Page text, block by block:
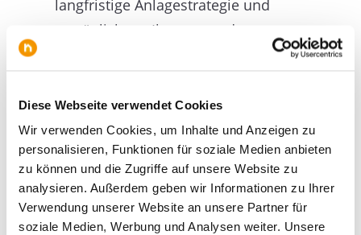
Diese Webseite verwendet Cookies
Wir verwenden Cookies, um Inhalte und Anzeigen zu
personalisieren, Funktionen für soziale Medien anbieten
zu können und die Zugriffe auf unsere Website zu
analysieren. Außerdem geben wir Informationen zu Ihrer
Verwendung unserer Website an unsere Partner für
soziale Medien, Werbung und Analysen weiter. Unsere
langfristige Anlagestrategie und
ermöglicht es Ihnen, von den
Wir wählen unsere
Immobilienobjekte sorgfältig aus
und berücksichtigen dabei auch
zukünftige Trends und
Entwicklungen. Mit uns investieren
Sie nicht nur in die Gegenwart,